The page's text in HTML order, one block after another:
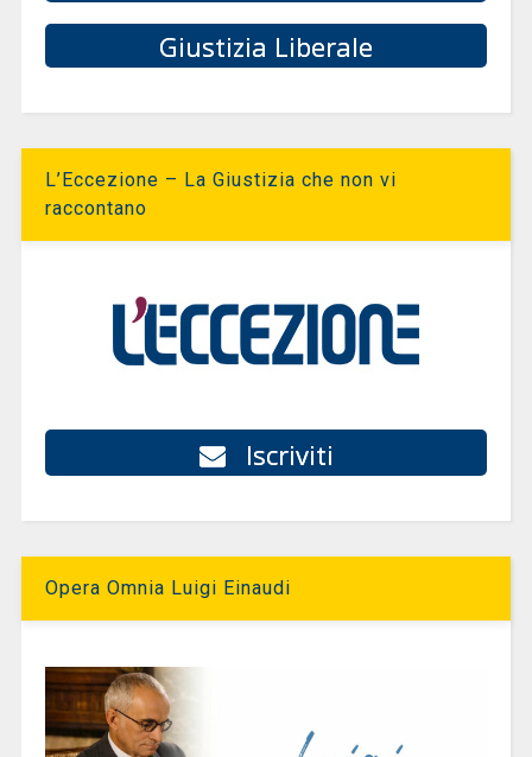
Giustizia Liberale
L’Eccezione – La Giustizia che non vi
raccontano
Iscriviti
Opera Omnia Luigi Einaudi